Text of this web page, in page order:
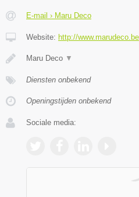
E-mail › Maru Deco
Website: http://www.marudeco.be
Maru Deco ▼
Diensten onbekend
Openingstijden onbekend
Sociale media: